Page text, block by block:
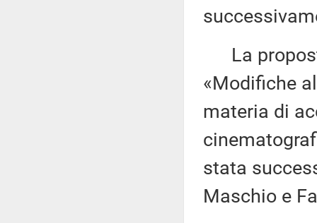
La
«Modifiche
materia di
stata
Maschio e